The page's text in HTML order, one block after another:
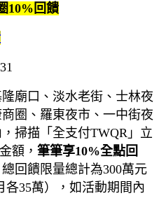
10%回饋
廟口、淡水老街、士林夜
圈、羅東夜市、一中街夜
掃描「全支付TWQR」立
額， 筆筆享10%全點回
總回饋限量總計為300萬元
各35萬），如活動期間內